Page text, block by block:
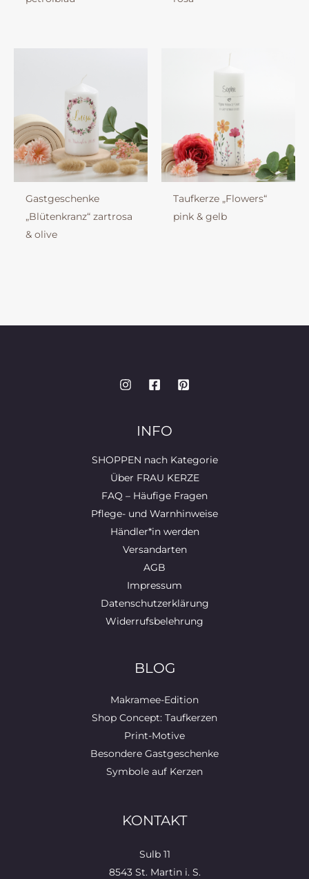
Gastgeschenke
„Blütenkranz“ zartrosa
& olive
Taufkerze „Flowers“
pink & gelb
INFO
SHOPPEN nach Kategorie
Über FRAU KERZE
FAQ – Häufige Fragen
Pflege- und Warnhinweise
Händler*in werden
Versandarten
AGB
Impressum
Datenschutzerklärung
Widerrufsbelehrung
BLOG
Makramee-Edition
Shop Concept: Taufkerzen
Print-Motive
Besondere Gastgeschenke
Symbole auf Kerzen
KONTAKT
Sulb 11
8543 St. Martin i. S.